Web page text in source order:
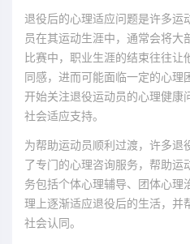
退役后的心理适应问题是许多运
员在其运动生涯中，通常会将大
比赛中，职业生涯的结束往往让
同感，进而可能面临一定的心理
开始关注退役运动员的心理健康
社会适应支持。
为帮助运动员顺利过渡，许多退
了专门的心理咨询服务，帮助运
务包括个体心理辅导、团体心理
理上逐渐适应退役后的生活，并
社会认同。